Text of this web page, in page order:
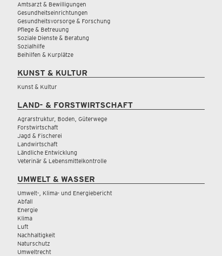
Amtsarzt & Bewilligungen
Gesundheitseinrichtungen
Gesundheitsvorsorge & Forschung
Pflege & Betreuung
Soziale Dienste & Beratung
Sozialhilfe
Beihilfen & Kurplätze
KUNST & KULTUR
Kunst & Kultur
LAND- & FORSTWIRTSCHAFT
Agrarstruktur, Boden, Güterwege
Forstwirtschaft
Jagd & Fischerei
Landwirtschaft
Ländliche Entwicklung
Veterinär & Lebensmittelkontrolle
UMWELT & WASSER
Umwelt-, Klima- und Energiebericht
Abfall
Energie
Klima
Luft
Nachhaltigkeit
Naturschutz
Umweltrecht